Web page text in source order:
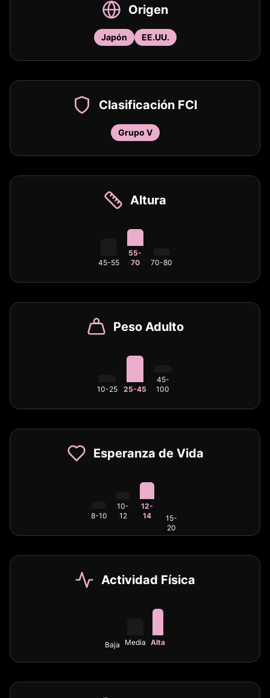
Origen
Japón EE.UU.
Clasificación FCI
Grupo V
Altura
45-55
55-
70
70-80
Peso Adulto
10-25 25-45
45-
100
Esperanza de Vida
8-10
10-
12
12-
14
15-
20
Actividad Física
Baja Media Alta